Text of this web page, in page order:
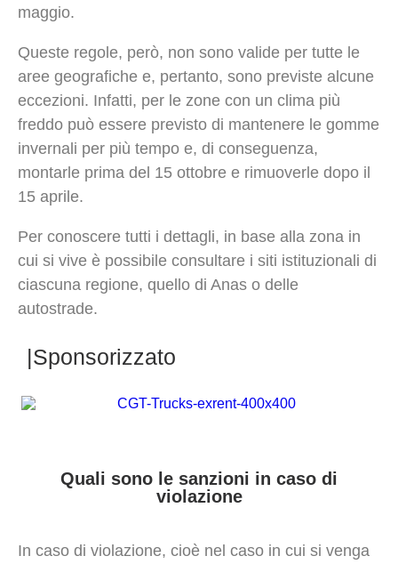
maggio.
Queste regole, però, non sono valide per tutte le
aree geografiche e, pertanto, sono previste alcune
eccezioni. Infatti, per le zone con un clima più
freddo può essere previsto di mantenere le gomme
invernali per più tempo e, di conseguenza,
montarle prima del 15 ottobre e rimuoverle dopo il
15 aprile.
Per conoscere tutti i dettagli, in base alla zona in
cui si vive è possibile consultare i siti istituzionali di
ciascuna regione, quello di Anas o delle
autostrade.
|Sponsorizzato
Quali sono le sanzioni in caso di
violazione
In caso di violazione, cioè nel caso in cui si venga